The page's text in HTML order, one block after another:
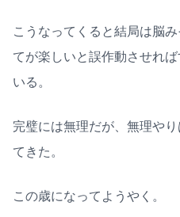
こうなってくると結局は脳
てが楽しいと誤作動させれ
いる。
完璧には無理だが、無理や
てきた。
この歳になってようやく。